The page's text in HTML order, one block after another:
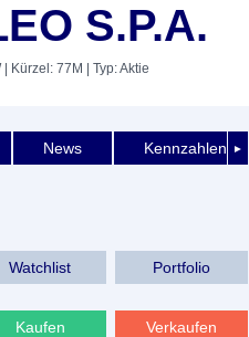
S.P.A.
| Kürzel: 77M | Typ: Aktie
►
News Kennzahlen
Watchlist Portfolio
Kaufen Verkaufen